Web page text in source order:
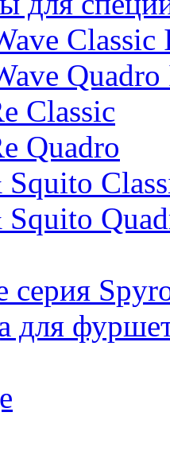
Classic
Quadro
Squito
Squito
серия
для